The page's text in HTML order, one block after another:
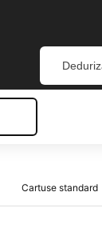
Cartuse standard